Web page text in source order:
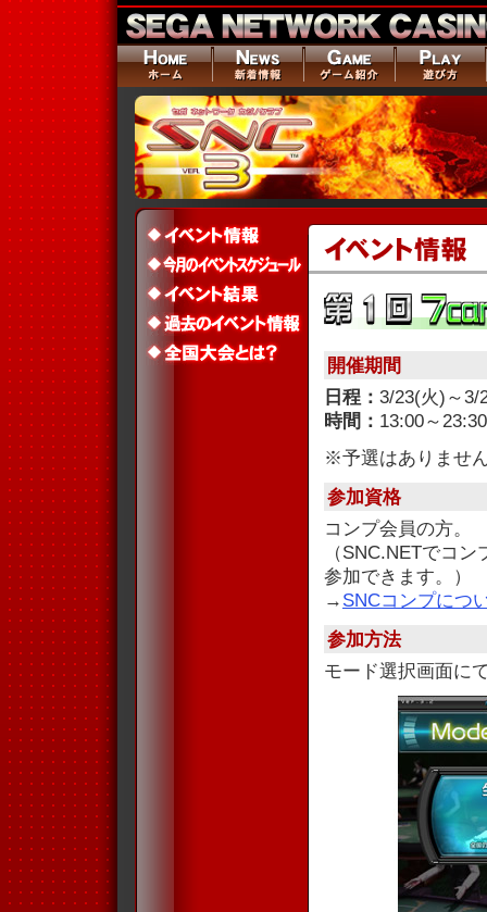
開催期間
日程： 3/23(火)～3/
時間： 13:00～23:30
※予選はありませ
参加資格
コンプ会員の方。
（SNC.NETでコ
参加できます。）
→ SNCコンプにつ
参加方法
モード選択画面に